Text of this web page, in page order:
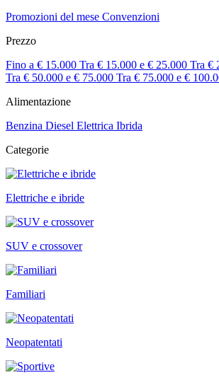
Promozioni del mese Convenzioni
Prezzo
Fino a € 15.000 Tra € 15.000 e € 25.000 Tra €
Tra € 50.000 e € 75.000 Tra € 75.000 e €
Alimentazione
Benzina Diesel Elettrica Ibrida
Categorie
Elettriche e ibride
SUV e crossover
Familiari
Neopatentati